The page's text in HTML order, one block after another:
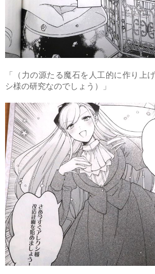
「（力の源たる魔石を人工的に作り上
シ様の研究なのでしょう）」